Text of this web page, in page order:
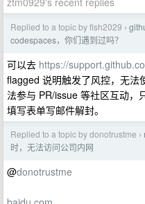
Replied to a topic by fish2029 ›
codespaces，你们遇到过吗？
可以去 https://
flagged 说明触发了风控，无
法参与 PR/issue 等社区互动，
填写表单写邮件解封。
Replied to a topic by donotrustme ›
时，无法访问公司内网
@donotrustme